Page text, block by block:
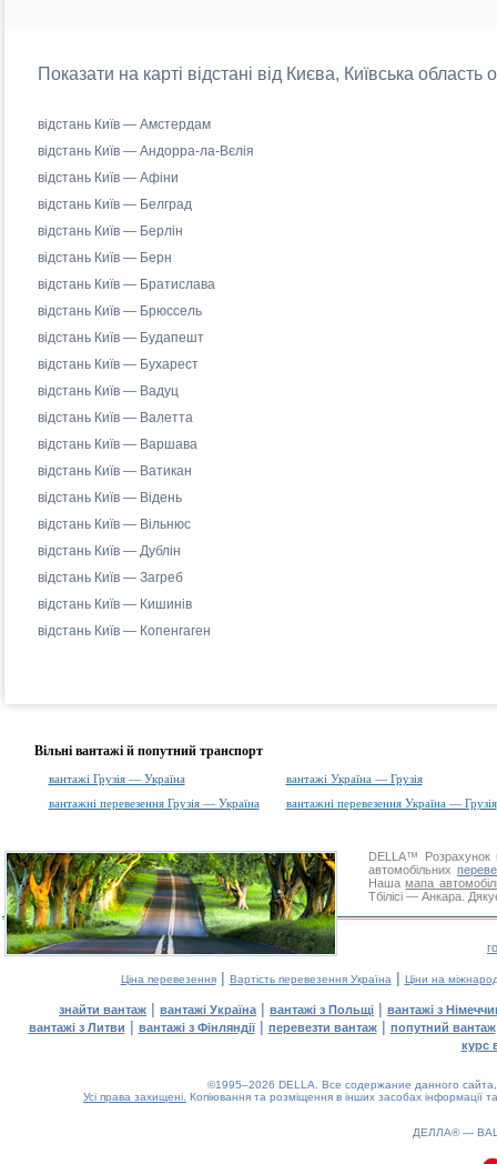
Показати на карті відстані від Києва, Київська
відстань Київ — Амстердам
відстань Київ — Андорра-ла-Вєлія
відстань Київ — Афіни
відстань Київ — Белград
відстань Київ — Берлін
відстань Київ — Берн
відстань Київ — Братислава
відстань Київ — Брюссель
відстань Київ — Будапешт
відстань Київ — Бухарест
відстань Київ — Вадуц
відстань Київ — Валетта
відстань Київ — Варшава
відстань Київ — Ватикан
відстань Київ — Відень
відстань Київ — Вільнюс
відстань Київ — Дублін
відстань Київ — Загреб
відстань Київ — Кишинів
відстань Київ — Копенгаген
Вільні вантажі й попутний транспорт
вантажі Грузія — Україна
вантажі Україна — Грузія
вантажні перевезення Грузія — Україна
вантажні перевезення Україна — Грузія
DELLA™
Розрахунок
автомобільних
Нашамапа
Тбілісі — Анкара.
Ціна перевезення| Вартість перевезення Україна | Ціни на
знайти вантаж | вантажі Україна | вантажі з Польщі | вантажі з
вантажі з Литви | вантажі з Фінляндії| перевезти вантаж| попутний вантаж
курс
©1995–2026 DELLA. Все содержание данного
Усі права захищені. Копіювання та розміщення в інших засобах інформації
ДЕЛЛА® —